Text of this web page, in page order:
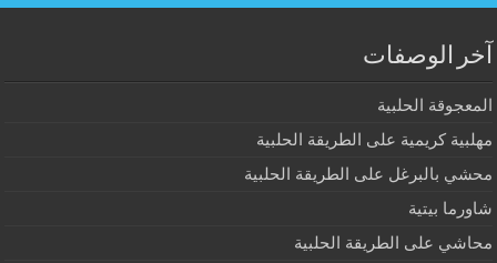
آخر الوصفات
المعجوقة الحلبية
مهلبية كريمية على الطريقة الحلبية
محشي بالبرغل على الطريقة الحلبية
شاورما بيتية
محاشي على الطريقة الحلبية